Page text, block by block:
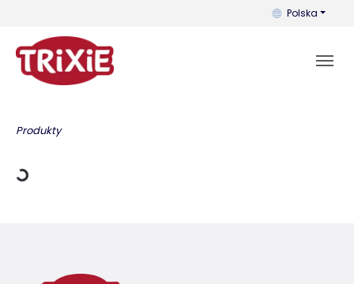
Możesz
Polska
Produkty